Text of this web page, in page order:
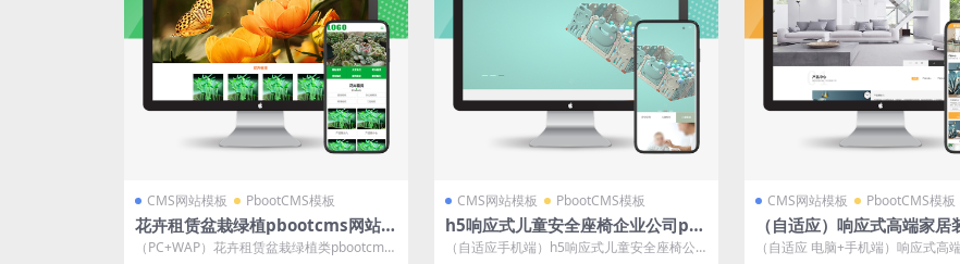
CMS网站模板 PbootCMS模板
花卉租赁盆栽绿植pbootcms网站模
板源码下载
（PC+WAP）花卉租赁盆栽绿植类pbootcms
CMS网站模板 PbootCMS模板
h5响应式儿童安全座椅企业公司pb
ootcms网站模板下载
（自适应手机端）h5响应式儿童安全座椅公
CMS网站模板 PbootCMS模板
（自适应）响应式高端家居
空间类网站pbootcms模板
（自适应 电脑+手机端）响应式高